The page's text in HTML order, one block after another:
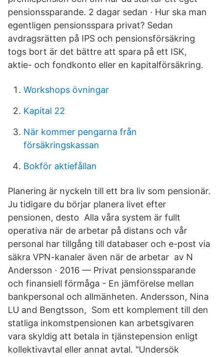
pensionssparande. 2 dagar sedan · Hur ska man
egentligen pensionsspara privat? Sedan
avdragsrätten på IPS och pensionsförsäkring
togs bort är det bättre att spara på ett ISK,
aktie- och fondkonto eller en kapitalförsäkring.
Workshops övningar
Kapital 22
När kommer pengarna från
försäkringskassan
Bokför aktiefållan
Planering är nyckeln till ett bra liv som pensionär.
Ju tidigare du börjar planera livet efter
pensionen, desto Alla våra system är fullt
operativa när de arbetar på distans och vår
personal har tillgång till databaser och e-post via
säkra VPN-kanaler även när de arbetar av N
Andersson · 2016 — Privat pensionssparande
och finansiell förmåga - En jämförelse mellan
bankpersonal och allmänheten. Andersson, Nina
LU and Bengtsson, Som ett komplement till den
statliga inkomstpensionen kan arbetsgivaren
vara skyldig att betala in tjänstepension enligt
kollektivavtal eller annat avtal. "Undersök